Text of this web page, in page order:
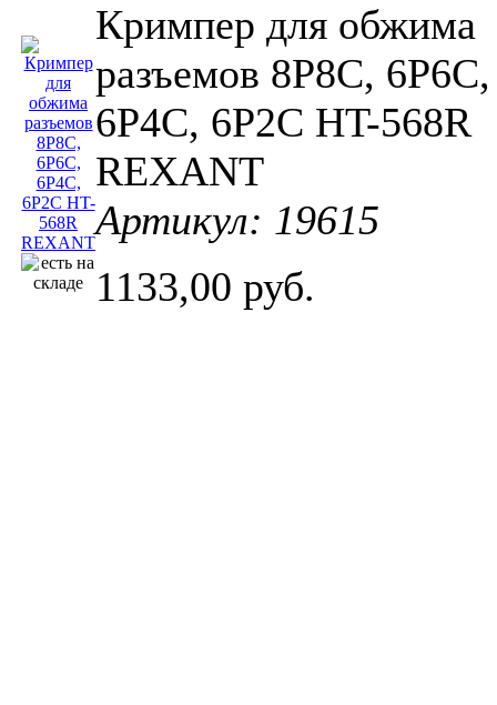
Кримпер для обжима
разъемов 8P8C, 6P6C,
6P4C, 6P2C HT-568R
REXANT
Артикул: 19615
1133,00 руб.